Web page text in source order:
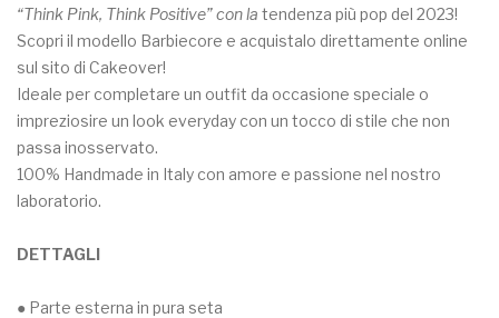
#3
“Think Pink, Think Positive” con la tendenza più pop del 2023!
Scopri il modello Barbiecore e acquistalo direttamente online
sul sito di Cakeover!
Ideale per completare un outfit da occasione speciale o
impreziosire un look everyday con un tocco di stile che non
passa inosservato.
100% Handmade in Italy con amore e passione nel nostro
laboratorio.
DETTAGLI
● Parte esterna in pura seta